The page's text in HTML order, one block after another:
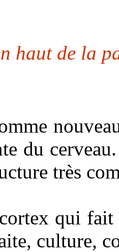
haut de la
du
très
qui
culture,